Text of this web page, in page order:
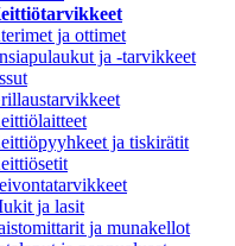
ja ottimet
ja -tarvikkeet
ja tiskirätit
ja lasit
ja munakellot